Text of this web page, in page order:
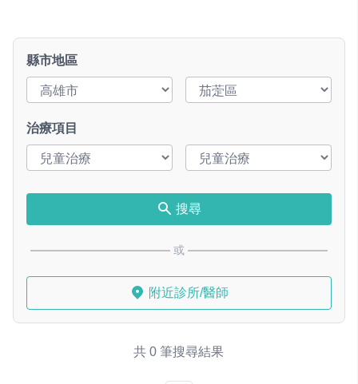
縣市地區
治療項目
搜尋
或
附近診所/醫師
共 0 筆搜尋結果